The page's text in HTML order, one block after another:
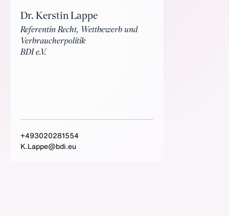
Dr. Kerstin Lappe
Referentin Recht, Wettbewerb und
Verbraucherpolitik
BDI e.V.
+493020281554
K.Lappe@bdi.eu